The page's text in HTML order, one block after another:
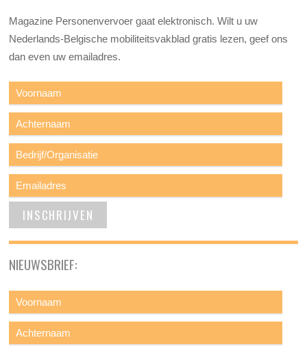
Magazine Personenvervoer gaat elektronisch. Wilt u uw
Nederlands-Belgische mobiliteitsvakblad gratis lezen, geef ons
dan even uw emailadres.
NIEUWSBRIEF: